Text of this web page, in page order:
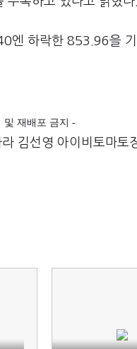
엔 하락한 853.96을 기
및 재배포 금지 -
김선영 아이비토마토